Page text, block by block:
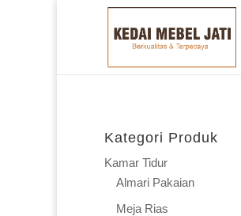
Kategori Produk
Kamar Tidur
Almari Pakaian
Meja Rias